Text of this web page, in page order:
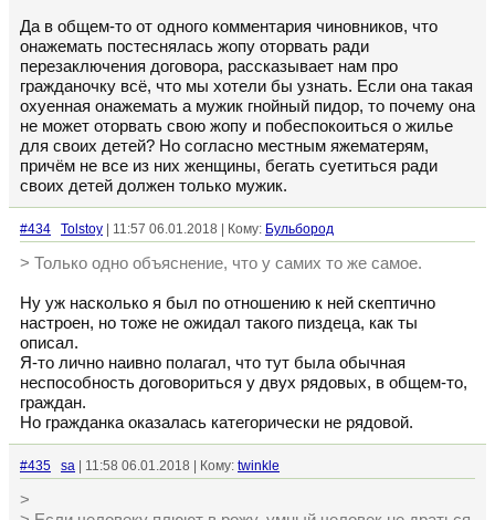
Да в общем-то от одного комментария чиновников, что
онажемать постеснялась жопу оторвать ради
перезаключения договора, рассказывает нам про
гражданочку всё, что мы хотели бы узнать. Если она такая
охуенная онажемать а мужик гнойный пидор, то почему она
не может оторвать свою жопу и побеспокоиться о жилье
для своих детей? Но согласно местным яжематерям,
причём не все из них женщины, бегать суетиться ради
своих детей должен только мужик.
#434 Tolstoy | 11:57 06.01.2018 | Кому: Бульбород
> Только одно объяснение, что у самих то же самое.
Ну уж насколько я был по отношению к ней скептично
настроен, но тоже не ожидал такого пиздеца, как ты
описал.
Я-то лично наивно полагал, что тут была обычная
неспособность договориться у двух рядовых, в общем-то,
граждан.
Но гражданка оказалась категорически не рядовой.
#435 sa | 11:58 06.01.2018 | Кому: twinkle
>